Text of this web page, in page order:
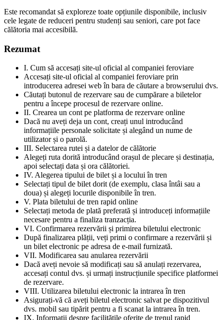
Este recomandat să exploreze toate opțiunile disponibile, inclusiv
cele legate de reduceri pentru studenți sau seniori, care pot face
călătoria mai accesibilă.
Rezumat
I. Cum să accesați site-ul oficial al companiei feroviare
Accesați site-ul oficial al companiei feroviare prin
introducerea adresei web în bara de căutare a browserului dvs.
Căutați butonul de rezervare sau de cumpărare a biletelor
pentru a începe procesul de rezervare online.
II. Crearea un cont pe platforma de rezervare online
Dacă nu aveți deja un cont, creați unul introducând
informațiile personale solicitate și alegând un nume de
utilizator și o parolă.
III. Selectarea rutei și a datelor de călătorie
Alegeți ruta dorită introducând orașul de plecare și destinația,
apoi selectați data și ora călătoriei.
IV. Alegerea tipului de bilet și a locului în tren
Selectați tipul de bilet dorit (de exemplu, clasa întâi sau a
doua) și alegeți locurile disponibile în tren.
V. Plata biletului de tren rapid online
Selectați metoda de plată preferată și introduceți informațiile
necesare pentru a finaliza tranzacția.
VI. Confirmarea rezervării și primirea biletului electronic
După finalizarea plății, veți primi o confirmare a rezervării și
un bilet electronic pe adresa de e-mail furnizată.
VII. Modificarea sau anularea rezervării
Dacă aveți nevoie să modificați sau să anulați rezervarea,
accesați contul dvs. și urmați instrucțiunile specifice platformei
de rezervare.
VIII. Utilizarea biletului electronic la intrarea în tren
Asigurați-vă că aveți biletul electronic salvat pe dispozitivul
dvs. mobil sau tipărit pentru a fi scanat la intrarea în tren.
IX. Informații despre facilitățile oferite de trenul rapid